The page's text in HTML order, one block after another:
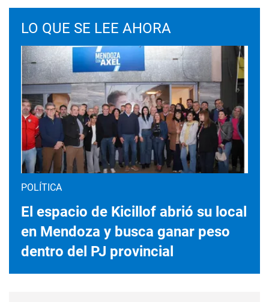
LO QUE SE LEE AHORA
POLÍTICA
El espacio de Kicillof abrió su local
en Mendoza y busca ganar peso
dentro del PJ provincial